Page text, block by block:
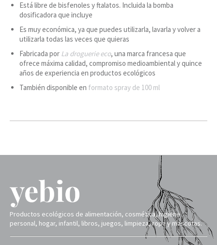
Está libre de bisfenoles y ftalatos. Incluida la bomba
dosificadora que incluye
Es muy económica, ya que puedes utilizarla, lavarla y volver a
utilizarla todas las veces que quieras
Fabricada por La droguerie eco, una marca francesa que
ofrece máxima calidad, compromiso medioambiental y quince
años de experiencia en productos ecológicos
También disponible en formato spray de 100 ml
Productos ecológicos de alimentación, cosmética, higiene
personal, hogar, infantil, libros, juegos, limpieza, ropa y mascotas.